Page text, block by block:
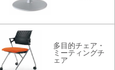
多目的チェア・
ミーティングチ
ェア